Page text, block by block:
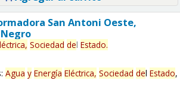
San Antoni Oeste,
Sociedad del Estado.
Agua y Energía Eléctrica, Sociedad del Estado,